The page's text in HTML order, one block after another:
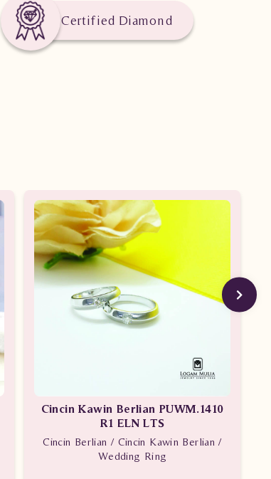
Certified Diamond
Cincin Kawin Berlian PUWM.1410
R1 ELN LTS
Cincin Berlian / Cincin Kawin Berlian /
Wedding Ring